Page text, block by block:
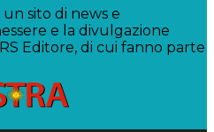
sito di news e
e la divulgazione
Editore, di cui fanno parte